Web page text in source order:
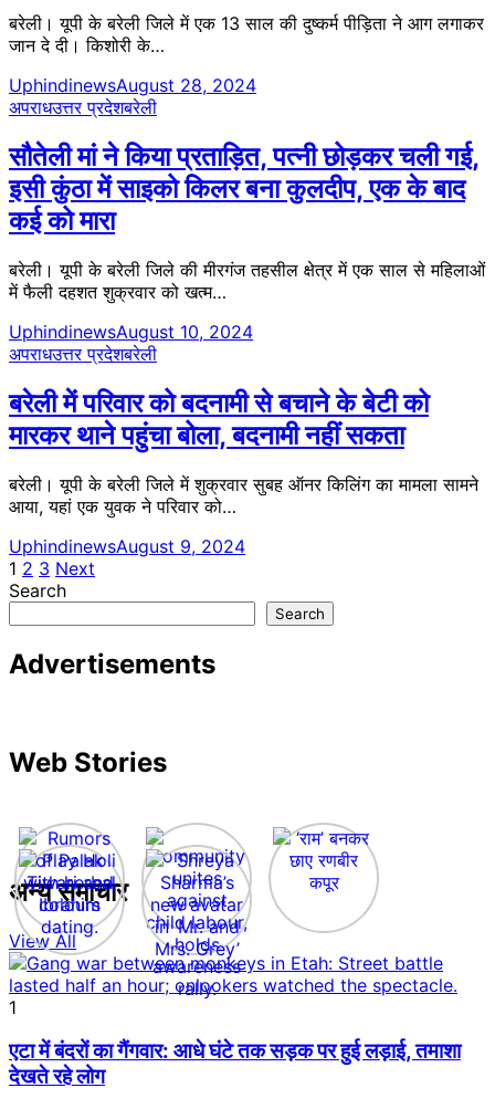
बरेली। यूपी के बरेली जिले में एक 13 साल की दुष्कर्म पीड़िता ने आग लगाकर
जान दे दी। किशोरी के…
UphindinewsAugust 28, 2024
अपराधउत्तर प्रदेशबरेली
सौतेली मां ने किया प्रताड़ित, पत्नी छोड़कर चली गई,
इसी कुंठा में साइको किलर बना कुलदीप, एक के बाद
कई को मारा
बरेली। यूपी के बरेली जिले की मीरगंज तहसील क्षेत्र में एक साल से महिलाओं
में फैली दहशत शुक्रवार को खत्म…
UphindinewsAugust 10, 2024
अपराधउत्तर प्रदेशबरेली
बरेली में परिवार को बदनामी से बचाने के बेटी को
मारकर थाने पहुंचा बोला, बदनामी नहीं सकता
बरेली। यूपी के बरेली जिले में शुक्रवार सुबह ऑनर किलिंग का मामला सामने
आया, यहां एक युवक ने परिवार को…
UphindinewsAugust 9, 2024
Posts
pagination
1 2 3 Next
Search
Search
Advertisements
Web Stories
अन्य समाचार
View All
1
एटा में बंदरों का गैंगवार: आधे घंटे तक सड़क पर हुई लड़ाई, तमाशा
देखते रहे लोग